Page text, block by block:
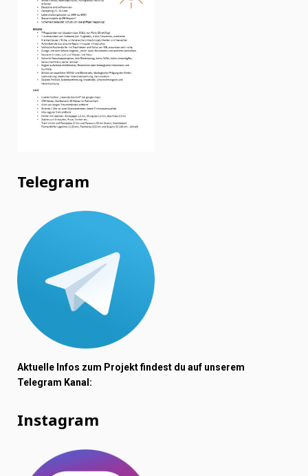
Telegram
Aktuelle Infos zum Projekt findest du auf unserem
Telegram Kanal:
Instagram